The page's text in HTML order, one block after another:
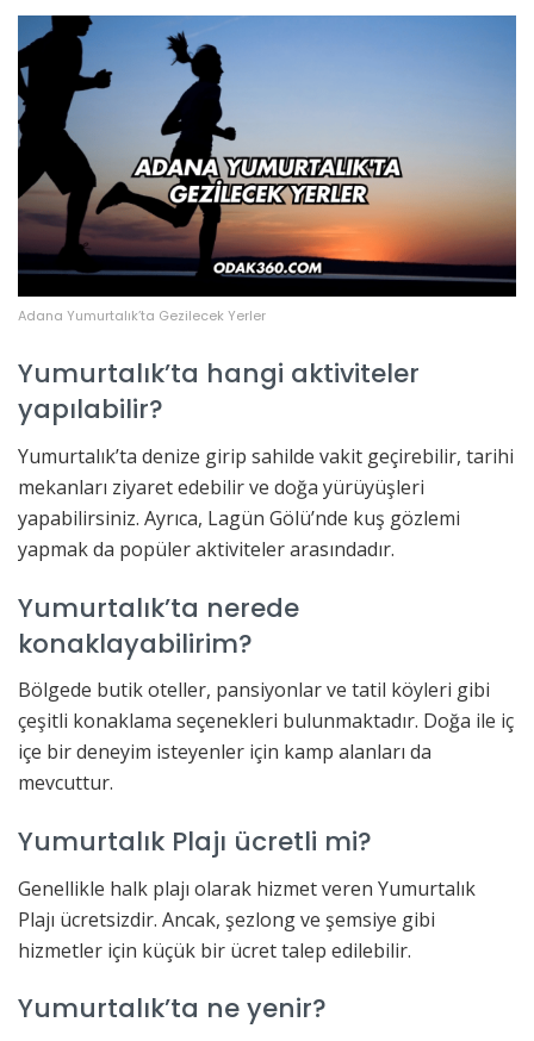
Adana Yumurtalık’ta Gezilecek Yerler
Yumurtalık’ta hangi aktiviteler
yapılabilir?
Yumurtalık’ta denize girip sahilde vakit geçirebilir, tarihi
mekanları ziyaret edebilir ve doğa yürüyüşleri
yapabilirsiniz. Ayrıca, Lagün Gölü’nde kuş gözlemi
yapmak da popüler aktiviteler arasındadır.
Yumurtalık’ta nerede
konaklayabilirim?
Bölgede butik oteller, pansiyonlar ve tatil köyleri gibi
çeşitli konaklama seçenekleri bulunmaktadır. Doğa ile iç
içe bir deneyim isteyenler için kamp alanları da
mevcuttur.
Yumurtalık Plajı ücretli mi?
Genellikle halk plajı olarak hizmet veren Yumurtalık
Plajı ücretsizdir. Ancak, şezlong ve şemsiye gibi
hizmetler için küçük bir ücret talep edilebilir.
Yumurtalık’ta ne yenir?